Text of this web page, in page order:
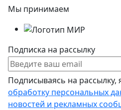
Мы принимаем
Подписка на рассылку
Подписываясь на рассылку,
обработку персональных
новостей и рекламных